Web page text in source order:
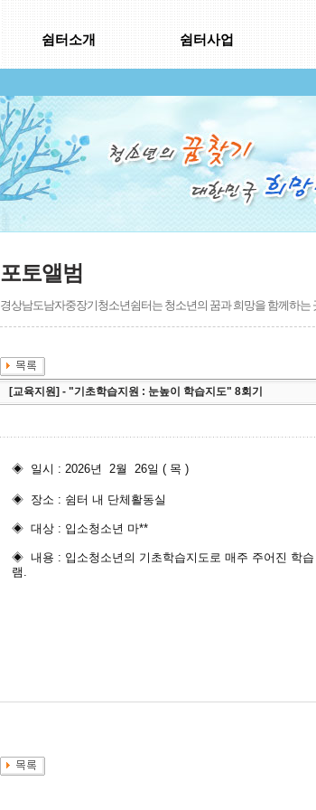
쉼터소개 쉼터사업
포토앨범
경상남도남자중장기청소년쉼터는 청소년의 꿈과 희망을 함께하는
[교육지원] - "기초학습지원 : 눈높이 학습지도" 8회기
◈ 일시 : 2026년 2월 26일 ( 목 )
◈ 장소 : 쉼터 내 단체활동실
◈ 대상 : 입소청소년 마**
◈ 내용 : 입소청소년의 기초학습지도로 매주 주어진 학
램.